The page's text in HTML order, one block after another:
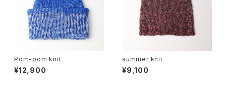
Pom-pom knit
¥12,900
summer knit
¥9,100